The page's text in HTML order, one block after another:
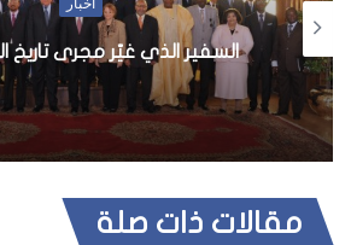
و
ي
ب
السفير الذي غيّر مجرى تاريخ
مقالات ذات صلة